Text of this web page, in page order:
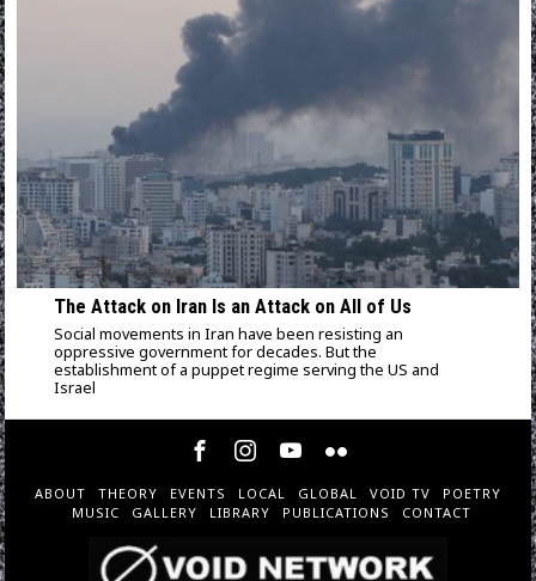
The Attack on Iran Is an Attack on All of Us
Social movements in Iran have been resisting an
oppressive government for decades. But the
establishment of a puppet regime serving the US and
Israel
ABOUT THEORY EVENTS LOCAL GLOBAL VOID TV
POETRY
MUSIC
GALLERY LIBRARY PUBLICATIONS CONTACT